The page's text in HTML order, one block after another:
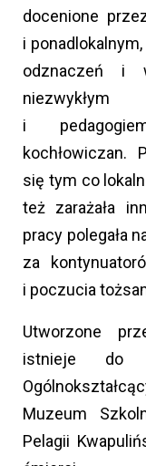
docenione
i
odznaczeń i
niezwykłym
i
kochłowiczan.
się tym co
też zarażała
pracy polegała
za
i poczucia
Utworzone
istnieje do
Muzeum
Pelagii